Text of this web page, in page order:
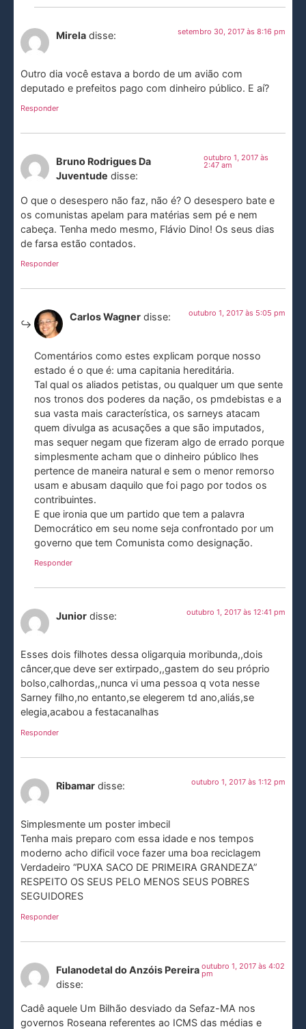
Mirela disse: setembro 30, 2017 às 8:16 pm
Outro dia você estava a bordo de um avião com
deputado e prefeitos pago com dinheiro público. E aí?
Responder
Bruno Rodrigues Da
Juventude disse:
outubro 1, 2017 às
2:47 am
O que o desespero não faz, não é? O desespero bate e
os comunistas apelam para matérias sem pé e nem
cabeça. Tenha medo mesmo, Flávio Dino! Os seus dias
de farsa estão contados.
Responder
Carlos Wagner disse: outubro 1, 2017 às 5:05 pm
Comentários como estes explicam porque nosso
estado é o que é: uma capitania hereditária.
Tal qual os aliados petistas, ou qualquer um que sente
nos tronos dos poderes da nação, os pmdebistas e a
sua vasta mais característica, os sarneys atacam
quem divulga as acusações a que são imputados,
mas sequer negam que fizeram algo de errado porque
simplesmente acham que o dinheiro público lhes
pertence de maneira natural e sem o menor remorso
usam e abusam daquilo que foi pago por todos os
contribuintes.
E que ironia que um partido que tem a palavra
Democrático em seu nome seja confrontado por um
governo que tem Comunista como designação.
Responder
Junior disse: outubro 1, 2017 às 12:41 pm
Esses dois filhotes dessa oligarquia moribunda,,dois
câncer,que deve ser extirpado,,gastem do seu próprio
bolso,calhordas,,nunca vi uma pessoa q vota nesse
Sarney filho,no entanto,se elegerem td ano,aliás,se
elegia,acabou a festacanalhas
Responder
Ribamar disse: outubro 1, 2017 às 1:12 pm
Simplesmente um poster imbecil
Tenha mais preparo com essa idade e nos tempos
moderno acho dificil voce fazer uma boa reciclagem
Verdadeiro “PUXA SACO DE PRIMEIRA GRANDEZA”
RESPEITO OS SEUS PELO MENOS SEUS POBRES
SEGUIDORES
Responder
Fulanodetal do Anzóis Pereira
disse:
outubro 1, 2017 às 4:02
pm
Cadê aquele Um Bilhão desviado da Sefaz-MA nos
governos Roseana referentes ao ICMS das médias e